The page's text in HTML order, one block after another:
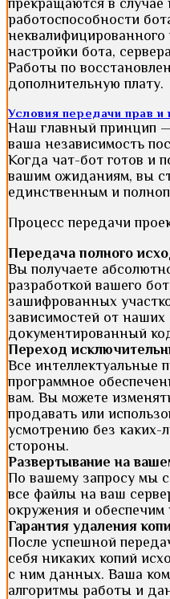
прекращаются в
работоспособности
неквалифицированного
настройки бота,
Работы по
дополнительную плату.
Условия передачи прав и
Наш главный принцип
ваша независимость
Когда чат-бот готов и
вашим ожиданиям, вы
единственным и
Процесс передачи
Передача полного
Вы получаете
разработкой вашего
зашифрованных
зависимостей от наших
документированный
Переход
Все интеллектуальные
программное
вам. Вы можете
продавать или
усмотрению без каких-
стороны.
Развертывание на
По вашему запросу мы
все файлы на ваш
окружения и обеспечим
Гарантия удаления
После успешной
себя никаких копий
с ним данных. Ваша
алгоритмы работы и